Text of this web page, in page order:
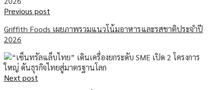
Previous post
Griffith Foods เผยภาพรวมแนวโน้มอาหารและรสชาติประจำปี
2026
Next post